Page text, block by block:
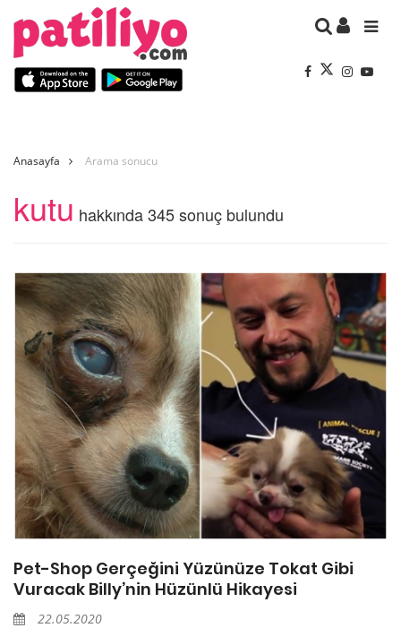
Anasayfa Arama sonucu
kutu hakkında 345 sonuç bulundu
Pet-Shop Gerçeğini Yüzünüze Tokat Gibi
Vuracak Billy’nin Hüzünlü Hikayesi
22.05.2020